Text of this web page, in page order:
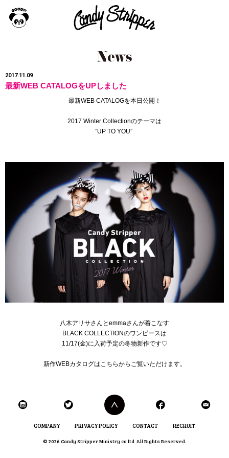
2017.11.09
最新WEB CATALOGをUPしました
最新WEB CATALOGを本日公開！
2017 Winter Collectionのテーマは
”UP TO YOU”
八木アリサさんとemmaさんが着こなす
BLACK COLLECTIONのワンピースは
11/17(金)に入荷予定の冬物新作です♡
新作WEBカタログは こちらからご覧いただけます。
COMPANY PRIVACY POLICY CONTACT RECRUIT
© 2026 Candy Stripper Ministry co ltd. All Rights Reserved.